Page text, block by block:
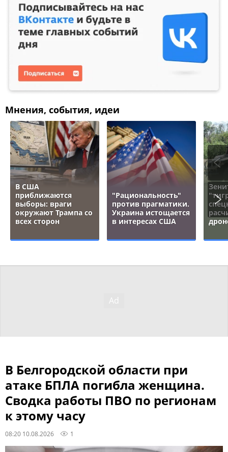
Мнения, события, идеи
В США
приближаются
выборы: враги
окружают Трампа со
всех сторон
"Рациональность"
против прагматики.
Украина истощается
в интересах США
В Белгородской области при
атаке БПЛА погибла женщина.
Сводка работы ПВО по регионам
к этому часу
08:20 10.08.2026 1